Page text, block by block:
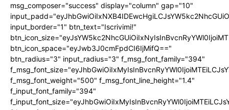
msg_composer="success" display="column" gap="10"
input_border="1" btn_text="Iscrivimi!"
btn_icon_space="eyJwb3J0cmFpdCI6IjMifQ=="
btn_radius="3" input_radius="3" f_msg_font_family="394"
f_msg_font_weight="500" f_msg_font_line_height="1.4"
f_input_font_family="394"